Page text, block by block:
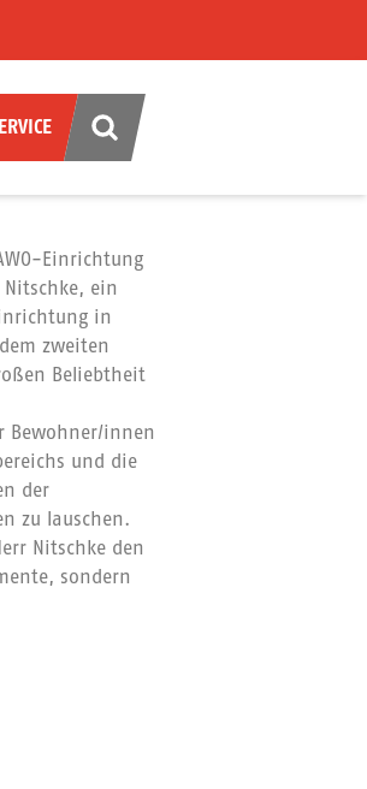
Einrichtung
ein
in
zweiten
Beliebtheit
Bewohner/innen
und die
der
zu lauschen.
Nitschke den
sondern